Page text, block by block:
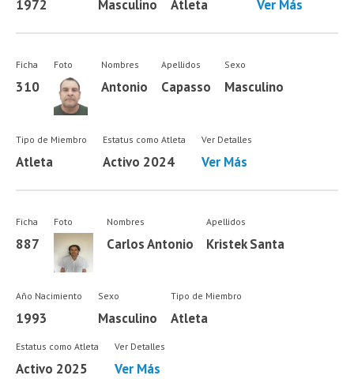
1972 Masculino Atleta Ver Más
Ficha
310
Foto Nombres
Antonio
Apellidos
Capasso
Sexo
Masculino
Tipo de Miembro
Atleta
Estatus como Atleta
Activo 2024
Ver Detalles
Ver Más
Ficha
887
Foto Nombres
Carlos Antonio
Apellidos
Kristek Santa
Año Nacimiento
1993
Sexo
Masculino
Tipo de Miembro
Atleta
Estatus como Atleta
Activo 2025
Ver Detalles
Ver Más